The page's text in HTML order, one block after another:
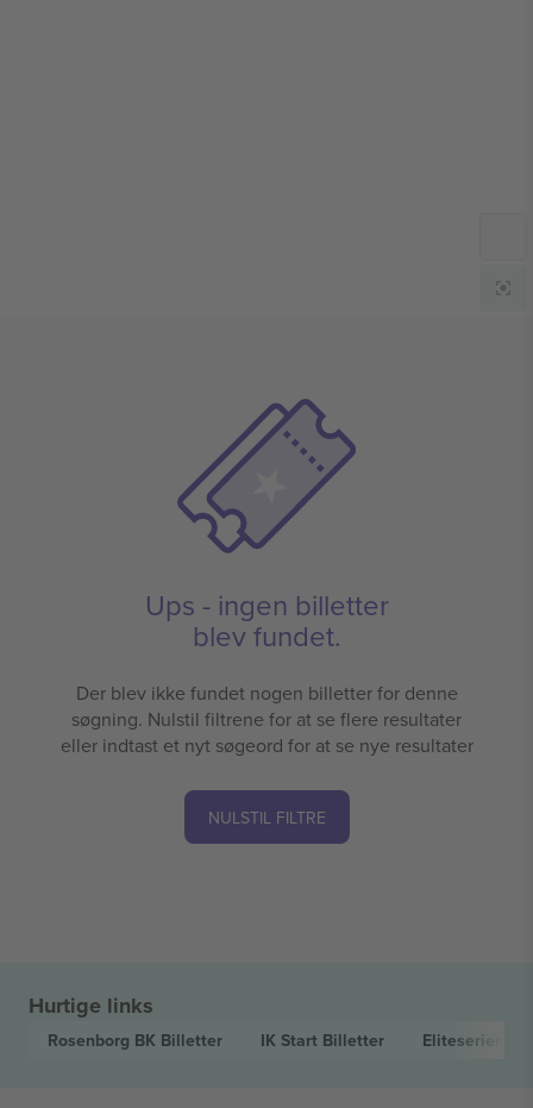
Ups - ingen billetter
blev fundet.
Der blev ikke fundet nogen billetter for denne
søgning. Nulstil filtrene for at se flere resultater
eller indtast et nyt søgeord for at se nye resultater
NULSTIL FILTRE
Hurtige links
Rosenborg BK Billetter IK Start Billetter Eliteserien